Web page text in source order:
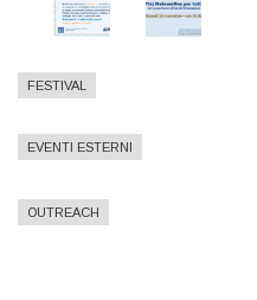
FESTIVAL
EVENTI ESTERNI
OUTREACH